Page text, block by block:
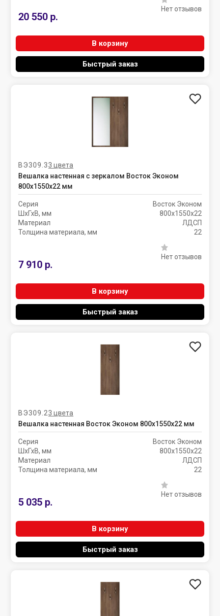
20 550 р.
Нет отзывов
В корзину
Быстрый заказ
ВЭ309.33 цвета
Вешалка настенная с зеркалом Восток Эконом
800х1550х22 мм
Серия
Восток Эконом
ШхГхВ, мм
800х1550х22
Материал
ЛДСП
Толщина материала, мм
22
7 910 р.
Нет отзывов
В корзину
Быстрый заказ
ВЭ309.23 цвета
Вешалка настенная Восток Эконом 800х1550х22 мм
Серия
Восток Эконом
ШхГхВ, мм
800х1550х22
Материал
ЛДСП
Толщина материала, мм
22
5 035 р.
Нет отзывов
В корзину
Быстрый заказ